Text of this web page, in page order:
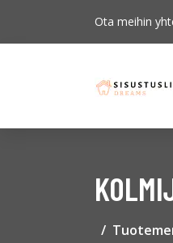
Ota meihin